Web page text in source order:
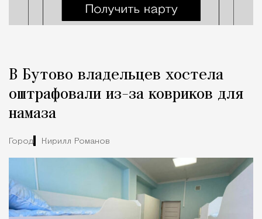
В Бутово владельцев хостела
оштрафовали из-за ковриков для
намаза
Город Кирилл Романов